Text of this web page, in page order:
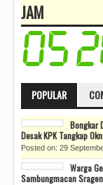
JAM
POPULAR
Bongkar
Desak KPK Tangkap
Posted on: 29
Warga
Sambungmacan